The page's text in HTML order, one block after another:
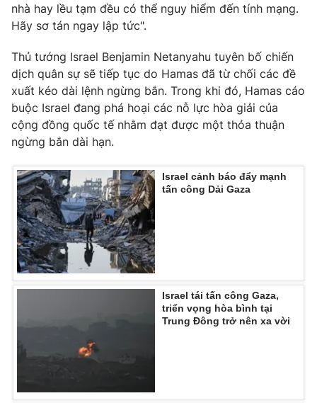
nhà hay lều tạm đều có thể nguy hiểm đến tính mạng.
Hãy sơ tán ngay lập tức".
Thủ tướng Israel Benjamin Netanyahu tuyên bố chiến
dịch quân sự sẽ tiếp tục do Hamas đã từ chối các đề
xuất kéo dài lệnh ngừng bắn. Trong khi đó, Hamas cáo
buộc Israel đang phá hoại các nỗ lực hòa giải của
cộng đồng quốc tế nhằm đạt được một thỏa thuận
ngừng bắn dài hạn.
Israel cảnh báo đẩy mạnh
tấn công Dải Gaza
Israel tái tấn công Gaza,
triển vọng hòa bình tại
Trung Đông trở nên xa vời